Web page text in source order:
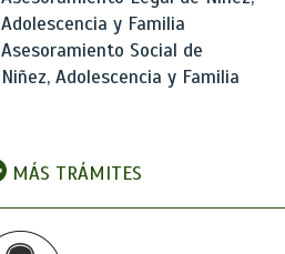
Adolescencia y Familia
Asesoramiento Social de
Niñez, Adolescencia y Familia
MÁS TRÁMITES